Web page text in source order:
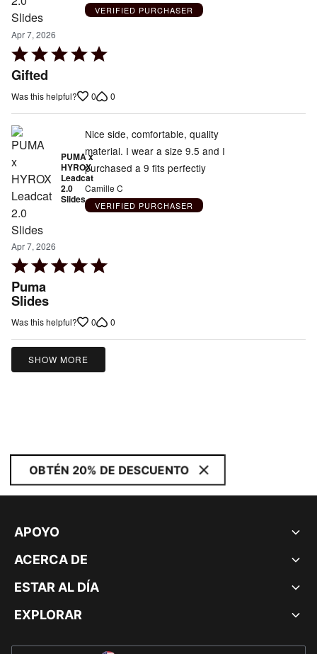
Apr 7, 2026
Rated
5
of
Gifted
VERIFIED PURCHASER
Was this helpful? 0 0
PUMA x
HYROX
Leadcat
2.0
Slides
Apr 7, 2026
Rated
5
out
of
Puma
Slides
Nice side, comfortable, quality
material. I wear a size 9.5 and I
purchased a 9 fits perfectly
Camille C
VERIFIED PURCHASER
Was this helpful? 0 0
SHOW MORE
OBTÉN 20% DE DESCUENTO
APOYO
ACERCA DE
ESTAR AL DÍA
EXPLORAR